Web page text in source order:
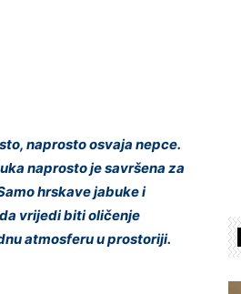
naprosto osvaja nepce.
naprosto je savršena za
hrskave jabuke i
vrijedi biti oličenje
atmosferu u prostoriji.